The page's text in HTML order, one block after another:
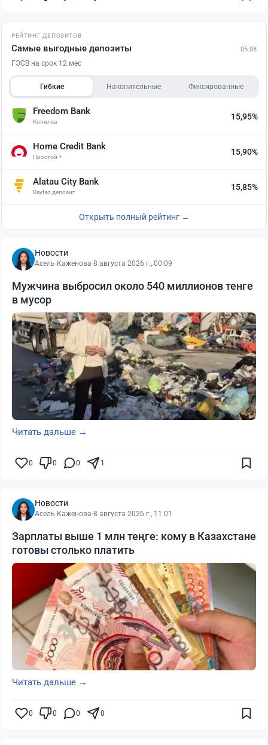
РЕЙТИНГ ДЕПОЗИТОВ
Самые выгодные депозиты 05.08
ГЭСВ на срок 12 мес
Гибкие Накопительные Фиксированные
Freedom Bank
Копилка
15,95%
Home Credit Bank
Простой +
15,90%
Alatau City Bank
Baytaq депозит
15,85%
Открыть полный рейтинг →
Новости
Асель Каженова·8 августа 2026 г., 00:09
Мужчина выбросил около 540 миллионов тенге
в мусор
Читать дальше →
0 0 0 1
Новости
Асель Каженова·8 августа 2026 г., 11:01
Зарплаты выше 1 млн теңге: кому в Казахстане
готовы столько платить
Читать дальше →
0 0 0 0